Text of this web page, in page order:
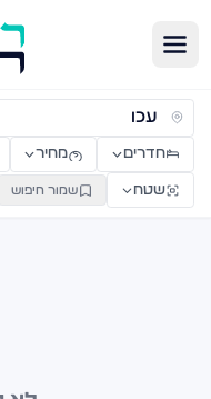
דירות למכירה
חדרים מחיר
שטח שמור חיפוש